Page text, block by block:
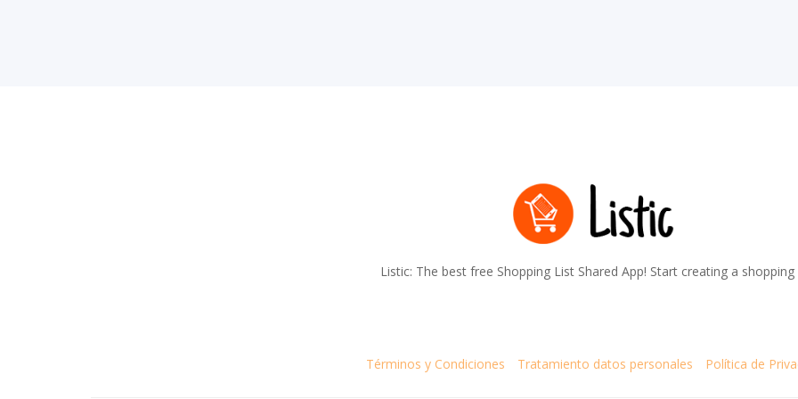
Listic: The best free Shopping List Shared App! Start creating a shopping
Términos y Condiciones Tratamiento datos personales Política de